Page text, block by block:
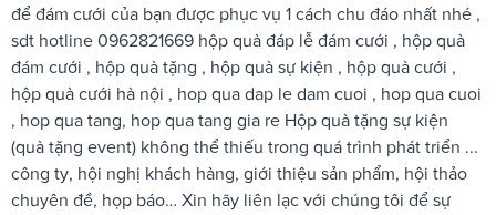
để đám cưới của bạn được phục vụ 1 cách chu đáo nhất nhé ,
sdt hotline 0962821669 hộp quà đáp lễ đám cưới , hộp quà
đám cưới , hộp quà tặng , hộp quà sự kiện , hộp quà cưới ,
hộp quà cưới hà nội , hop qua dap le dam cuoi , hop qua cuoi
, hop qua tang, hop qua tang gia re Hộp quà tặng sự kiện
(quà tặng event) không thể thiếu trong quá trình phát triển ...
công ty, hội nghị khách hàng, giới thiệu sản phẩm, hội thảo
chuyên đề, họp báo… Xin hãy liên lạc với chúng tôi để sự